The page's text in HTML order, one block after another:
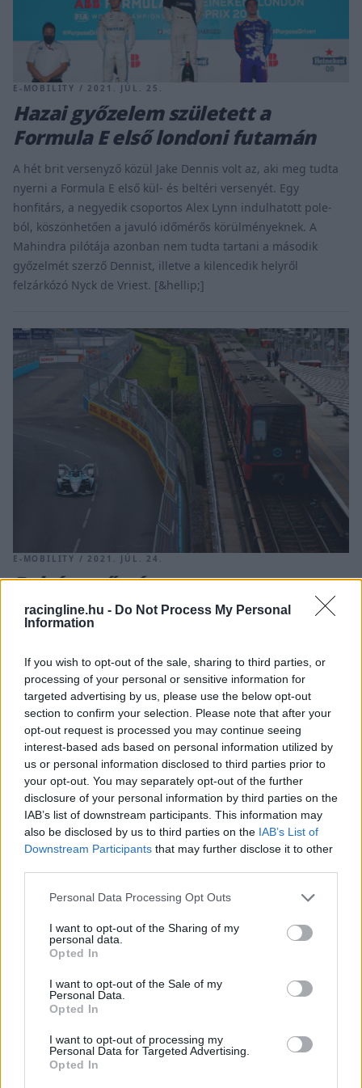
racingline.hu - Do Not Process My Personal
Information
If you wish to opt-out of the sale, sharing to third parties, or
processing of your personal or sensitive information for
targeted advertising by us, please use the below opt-out
section to confirm your selection. Please note that after your
opt-out request is processed you may continue seeing
interest-based ads based on personal information utilized by
us or personal information disclosed to third parties prior to
your opt-out. You may separately opt-out of the further
disclosure of your personal information by third parties on the
IAB’s list of downstream participants. This information may
also be disclosed by us to third parties on the IAB’s List of
Downstream Participants that may further disclose it to other
Please note that this website/app uses one or more Google
not limited to your visit or usage behaviour. You may click to
grant or deny consent to Google and its third-party tags to
use your data for below specified purposes in below Google
consent section.
Personal Data Processing Opt Outs
I want to opt-out of the Sharing of my
personal data.
Opted In
I want to opt-out of the Sale of my
Personal Data.
Opted In
I want to opt-out of processing my
Personal Data for Targeted Advertising.
Opted In
E-MOBILITY / 2021. JÚL. 25.
Hazai győzelem született a
Formula E első londoni futamán
A hét brit versenyző közül Jake Dennis volt az, aki meg tudta
nyerni a Formula E első kül- és beltéri versenyét. Egy
honfitárs, a negyedik csoportos Alex Lynn indulhatott pole-
ból, köszönhetően a javuló időmérős körülményeknek. A
Mahindra pilótája azonban nem tudta tartani a második
győzelmét szerző Dennist, illetve a kilencedik helyről
felzárkózó Nyck de Vriest. [&hellip;]
E-MOBILITY / 2021. JÚL. 24.
Beltér, eső, rámpa – avagy a
londoni Formula E pálya
különleges kihívásai
Félig fedett pályán tér vissza Londonba a Formula E mezőnye.
A két szakaszt meredek szintkülönbség választja majd el
egymástól, de nemcsak ezért lesz különleges a hétvégi két
verseny… Világpremiernek is tekinthető, hogy kinti-benti
pályán fognak elektromos világbajnoki futamot rendezni.
Korábban is volt kisebb fedett rész, például a monacói
alagútban vagy a Tempelhof repülőtéren, itt azonban
[&hellip;]
E-MOBILITY / 2021. JÚL. 9.